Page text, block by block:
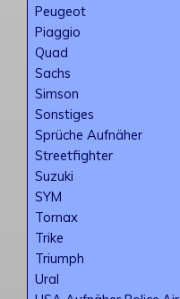
Peugeot
Piaggio
Quad
Sachs
Simson
Sonstiges
Sprüche Aufnäher
Streetfighter
Suzuki
SYM
Tornax
Trike
Triumph
Ural